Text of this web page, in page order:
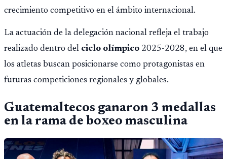
crecimiento competitivo en el ámbito internacional.
La actuación de la delegación nacional refleja el trabajo
realizado dentro del ciclo olímpico 2025-2028, en el que
los atletas buscan posicionarse como protagonistas en
futuras competiciones regionales y globales.
Guatemaltecos ganaron 3 medallas
en la rama de boxeo masculina